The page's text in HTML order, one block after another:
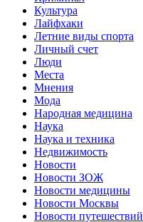
Культура
Лайфхаки
Летние виды спорта
Личный счет
Люди
Места
Мнения
Мода
Народная медицина
Наука
Наука и техника
Недвижимость
Новости
Новости ЗОЖ
Новости медицины
Новости Москвы
Новости путешествий